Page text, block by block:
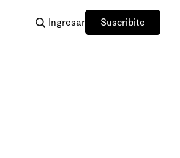
Ingresar Suscribite